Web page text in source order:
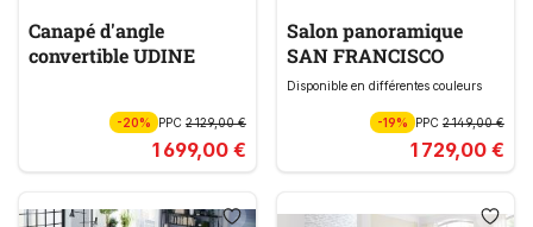
Canapé d'angle
convertible UDINE
-20% PPC 2 129,00 €
1 699,00 €
Salon panoramique
SAN FRANCISCO
Disponible en différentes couleurs
-19% PPC2 149,00 €
1 729,00 €